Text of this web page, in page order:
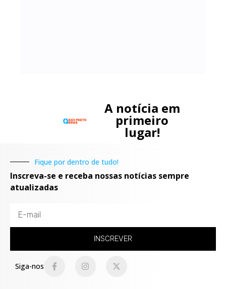
A notícia em
primeiro
lugar!
Fique por dentro de tudo!
Inscreva-se e receba nossas notícias sempre
atualizadas
INSCREVER
Siga-nos